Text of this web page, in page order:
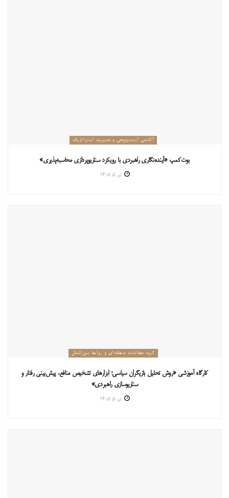
آکادمی آینده‌پژوهی و مدیریت استراتژیک
بوت‌کمپ «آینده‌نگاری راهبردی با رویکرد سناریوپردازی محاسبه‌پذیری»
تیر ۵, ۱۴۰۵
گروه مطالعات منطقه‌ای و روابط بین‌الملل
کارگاه آموزشی «روش تحلیل بازیگران سیاسی؛ ابزارهای تشخیص منافع، پیش‌بینی رفتار و
سناریوسازی راهبردی»
تیر ۵, ۱۴۰۵